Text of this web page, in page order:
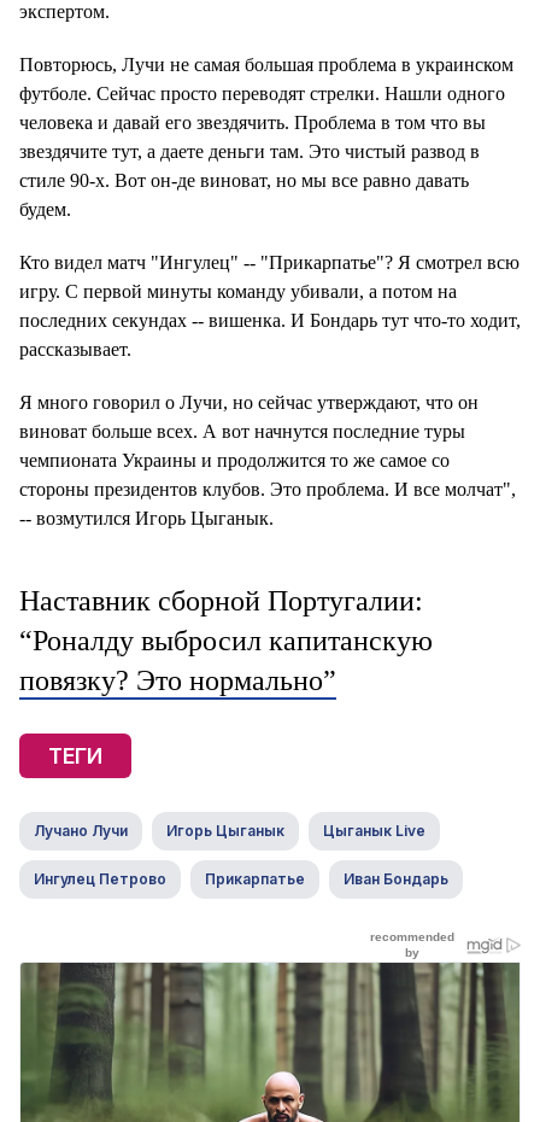
экспертом.
Повторюсь, Лучи не самая большая проблема в украинском
футболе. Сейчас просто переводят стрелки. Нашли одного
человека и давай его звездячить. Проблема в том что вы
звездячите тут, а даете деньги там. Это чистый развод в
стиле 90-х. Вот он-де виноват, но мы все равно давать
будем.
Кто видел матч "Ингулец" -- "Прикарпатье"? Я смотрел всю
игру. С первой минуты команду убивали, а потом на
последних секундах -- вишенка. И Бондарь тут что-то ходит,
рассказывает.
Я много говорил о Лучи, но сейчас утверждают, что он
виноват больше всех. А вот начнутся последние туры
чемпионата Украины и продолжится то же самое со
стороны президентов клубов. Это проблема. И все молчат",
-- возмутился Игорь Цыганык.
Наставник сборной Португалии:
“Роналду выбросил капитанскую
повязку? Это нормально”
ТЕГИ
Лучано Лучи Игорь Цыганык Цыганык Live
Ингулец Петрово Прикарпатье Иван Бондарь